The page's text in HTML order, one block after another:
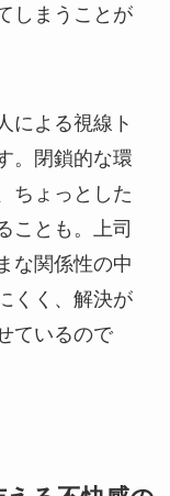
しまうことが
による視線ト
。閉鎖的な環
ちょっとした
ことも。上司
な関係性の中
くく、解決が
ているので